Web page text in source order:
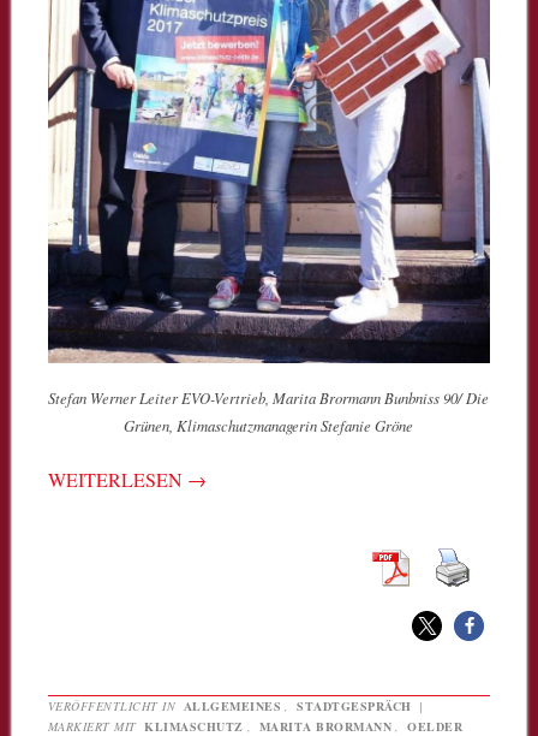
Stefan Werner Leiter EVO-Vertrieb, Marita Brormann Bunbniss 90/ Die
Grünen, Klimaschutzmanagerin Stefanie Gröne
WEITERLESEN →
VERÖFFENTLICHT IN ALLGEMEINES , STADTGESPRÄCH |
MARKIERT MIT KLIMASCHUTZ , MARITA BRORMANN ,
OELDER